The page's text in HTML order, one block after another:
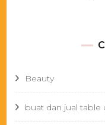
Beauty
buat dan jual table